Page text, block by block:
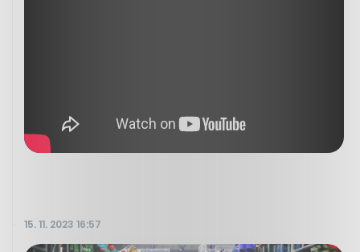
15. 11. 2023 16:57